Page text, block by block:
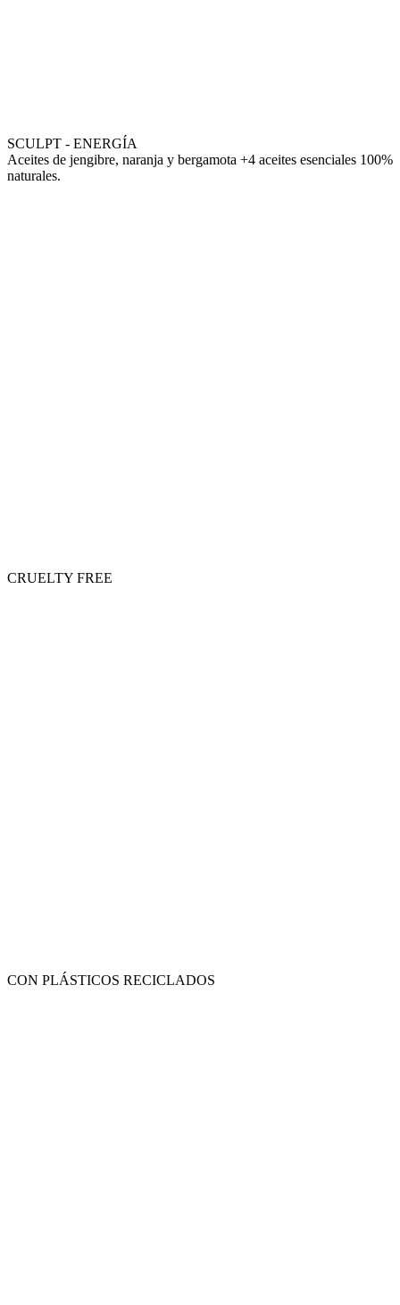
SCULPT - ENERGÍA
Aceites de jengibre, naranja y bergamota +4 aceites esenciales 100%
naturales.
CRUELTY FREE
CON PLÁSTICOS RECICLADOS